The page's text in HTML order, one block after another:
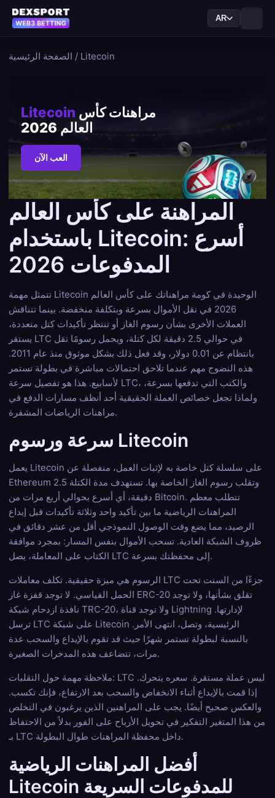
AR
الصفحة الرئيسية / Litecoin
Litecoin
العالم 2026
العب الآن
المراهنة على كأس العالم
باستخدام Litecoin: أسرع
المدفوعات 2026
تتمثل مهمة Litecoin الوحيدة في كومة مراهناتك على كأس العالم
2026 في نقل الأموال بسرعة وبتكلفة منخفضة. بينما تتناقش
العملات الأخرى بشأن رسوم الغاز أو تنتظر تأكيدات كتل متعددة،
يستقر LTC في حوالي 2.5 دقيقة لكل كتلة، ويحمل رسومًا تقل
بانتظام عن 0.01 دولار، وقد فعل ذلك بشكل موثوق منذ عام 2011.
هذه النضوج مهم عندما تلاحق احتمالات مباشرة في بطولة تستمر
لأسابيع. هذا هو تفصيل سرعة LTC، والكتب التي تدفعها بسرعة،
ولماذا تجعل خصائص العملة الحقيقية أحد أنظف مسارات الدفع في
مراهنات الرياضات المشفرة.
سرعة ورسوم Litecoin
يعمل Litecoin على سلسلة كتل خاصة به لإثبات العمل، منفصلة عن
Ethereum وتقلب رسوم الغاز الخاصة بها. تستهدف مدة الكتلة 2.5
دقيقة، أي أسرع بحوالي أربع مرات من Bitcoin. تتطلب معظم
المراهنات الرياضية ما بين تأكيد واحد وثلاثة تأكيدات قبل إيداع
الرصيد، مما يضع وقت الوصول النموذجي أقل من عشر دقائق في
ظروف الشبكة العادية. تسحب الأموال بنفس المسار: بمجرد موافقة
الكتاب على المعاملة، يصل LTC إلى محفظتك بسرعة.
الرسوم هي ميزة حقيقية. تكلف معاملات LTC جزءًا من السنت تحت
الحمل القياسي. لا توجد قفزة غاز ERC-20 تقلق بشأنها، ولا توجد
نافذة ازدحام شبكة TRC-20، ولا توجد قناة Lightning لإدارتها.
ترسل LTC على شبكة Litecoin الرئيسية، وتصل، انتهى الأمر.
بالنسبة لبطولة تستمر شهرًا حيث قد تقوم بالإيداع والسحب عدة
مرات، تتضاعف هذه المدخرات الصغيرة.
ملاحظة مهمة حول التقلبات: LTC ليس عملة مستقرة. سعره يتحرك.
إذا قمت بالإيداع أثناء الانخفاض والسحب بعد الارتفاع، فإنك تكسب.
والعكس صحيح أيضًا. يجب على المراهنين الذين يرغبون في التخلص
من هذا المتغير التفكير في تحويل الأرباح على الفور بدلاً من الاحتفاظ
بـ LTC داخل محفظة المراهنات طوال البطولة.
أفضل المراهنات الرياضية
Litecoin للمدفوعات السريعة